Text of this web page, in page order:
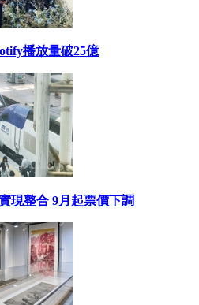
播放量破25億
現整合 9月起票價下調